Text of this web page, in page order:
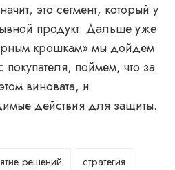
это сегмент, который у
продукт. Дальше уже
крошкам» мы дойдем
поймем, что за
виновата, и
действия для защиты.
решений стратегия